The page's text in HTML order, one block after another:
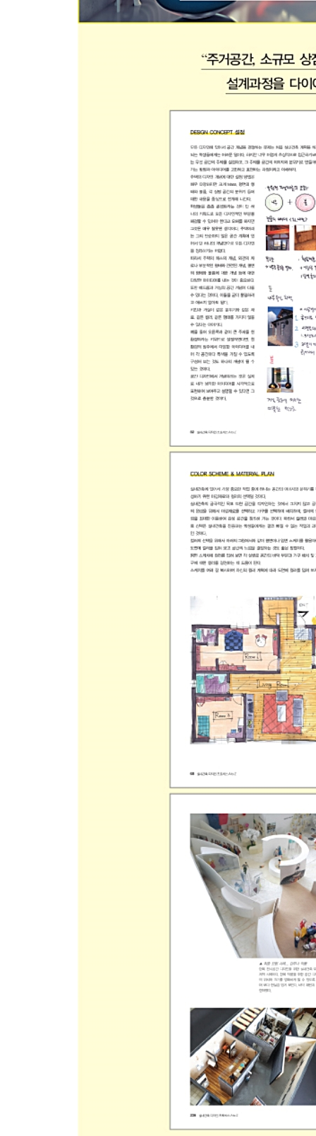
INTERIOR DESIGN PROCESS 6. 실내건축
PROJECT WORK PROCESS
STUDENT DESIGN COMPETITION PORTFOLIO